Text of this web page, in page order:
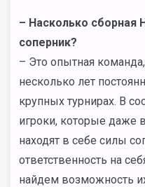
– Насколько сборная
соперник?
– Это опытная
несколько лет
крупных турнирах. В
игроки, которые
находят в себе силы
ответственность на
найдем возможность